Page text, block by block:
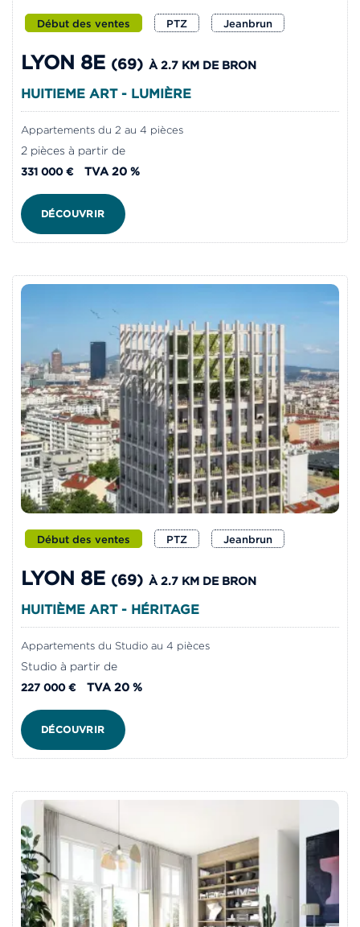
Début des ventes PTZ Jeanbrun
LYON 8E (69) À 2.7 KM DE BRON
HUITIEME ART - LUMIÈRE
Appartements du 2 au 4 pièces
2 pièces à partir de
331 000 € TVA 20 %
DÉCOUVRIR
Début des ventes PTZ Jeanbrun
LYON 8E (69) À 2.7 KM DE BRON
HUITIÈME ART - HÉRITAGE
Appartements du Studio au 4 pièces
Studio à partir de
227 000 € TVA 20 %
DÉCOUVRIR